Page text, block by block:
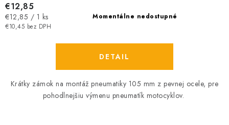
Momentálne nedostupné
€10,45 bez DPH
€12,85
Jednotková
cena:
€12,85 / 1 ks
DETAIL
Krátky zámok na montáž pneumatiky 105 mm z pevnej ocele, pre
pohodlnejšiu výmenu pneumatík motocyklov.